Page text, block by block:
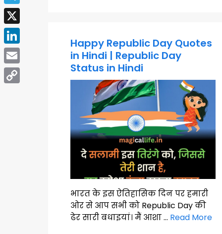
Happy Republic Day Quotes
in Hindi | Republic Day
Status in Hindi
भारत के इस ऐतिहासिक दिन पर हमारी
ओर से आप सभी को Republic Day की
ढेर सारी बधाइयां। मैं आशा … Read More
Telegram
X
LinkedIn
Email